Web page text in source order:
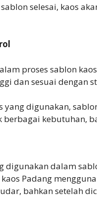
sablon selesai, kaos
proses sablon
dan sesuai dengan
yang digunakan,
berbagai kebutuhan,
digunakan dalam
Padang
bahkan setelah